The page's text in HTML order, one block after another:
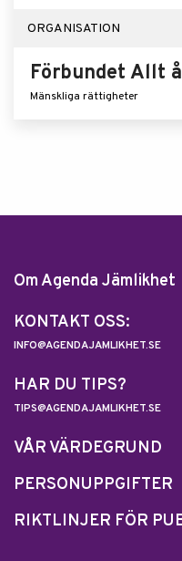
ORGANISATION
Förbundet Allt
Mänskliga rättigheter
Om Agenda Jämlikhet
KONTAKT OSS:
INFO@AGENDAJAMLIKHET.SE
HAR DU TIPS?
TIPS@AGENDAJAMLIKHET.SE
VÅR VÄRDEGRUND
PERSONUPPGIFTER
RIKTLINJER FÖR